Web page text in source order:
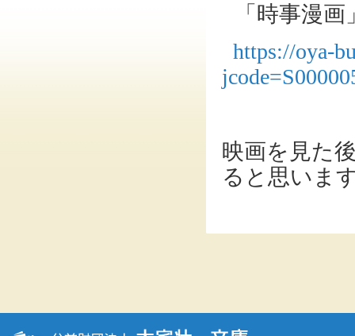
「時事漫画
https://oya-
映画を見た
ると思いま